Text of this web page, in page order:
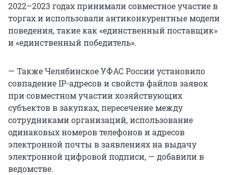
2022–2023 годах принимали совместное участие в
торгах и использовали антиконкурентные модели
поведения, такие как «единственный поставщик»
и «единственный победитель».
— Также Челябинское УФАС России установило
совпадение IP-адресов и свойств файлов заявок
при совместном участии хозяйствующих
субъектов в закупках, пересечение между
сотрудниками организаций, использование
одинаковых номеров телефонов и адресов
электронной почты в заявлениях на выдачу
электронной цифровой подписи, — добавили в
ведомстве.